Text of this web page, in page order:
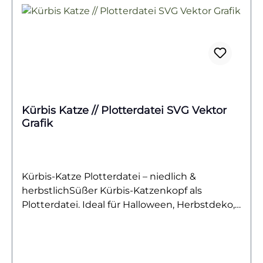
Kürbis Katze // Plotterdatei SVG Vektor
Grafik
Kürbis-Katze Plotterdatei – niedlich &
herbstlichSüßer Kürbis-Katzenkopf als
Plotterdatei. Ideal für Halloween, Herbstdeko,